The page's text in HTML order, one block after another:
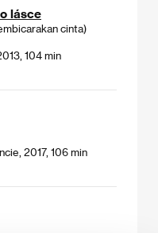
lásce
cinta)
104 min
2017, 106 min